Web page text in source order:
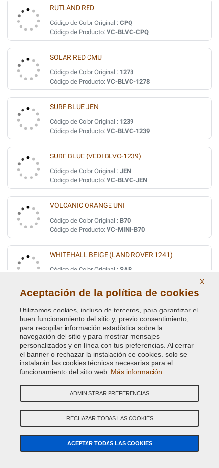
RUTLAND RED
Código de Color Original : CPQ
Código de Producto: VC-BLVC-CPQ
SOLAR RED CMU
Código de Color Original : 1278
Código de Producto: VC-BLVC-1278
SURF BLUE JEN
Código de Color Original : 1239
Código de Producto: VC-BLVC-1239
SURF BLUE (VEDI BLVC-1239)
Código de Color Original : JEN
Código de Producto: VC-BLVC-JEN
VOLCANIC ORANGE UNI
Código de Color Original : B70
Código de Producto: VC-MINI-B70
WHITEHALL BEIGE (LAND ROVER 1241)
Código de Color Original : SAR
Código de Color Original :LQS
Código de Producto:VC-BLVC-LQS
Productos Relacionados
X
Aceptación de la política de cookies
Utilizamos cookies, incluso de terceros, para garantizar el
buen funcionamiento del sitio y, previo consentimiento,
para recopilar información estadística sobre la
navegación del sitio y para mostrar mensajes
personalizados y en línea con tus preferencias. Al cerrar
el banner o rechazar la instalación de cookies, solo se
instalarán las cookies técnicas necesarias para el
funcionamiento del sitio web. Más información
ADMINISTRAR PREFERENCIAS
RECHAZAR TODAS LAS COOKIES
ACEPTAR TODAS LAS COOKIES